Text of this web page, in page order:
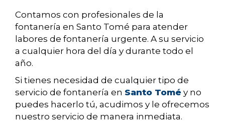
Contamos con profesionales de la
fontanería en Santo Tomé para atender
labores de fontanería urgente. A su servicio
a cualquier hora del día y durante todo el
año.
Si tienes necesidad de cualquier tipo de
servicio de fontanería en Santo Tomé y no
puedes hacerlo tú, acudimos y le ofrecemos
nuestro servicio de manera inmediata.